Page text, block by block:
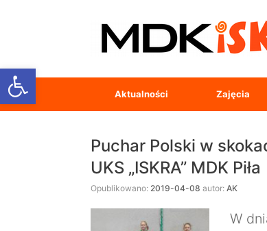
Open toolbar
Aktualności Zajęcia
Puchar Polski w
UKS „ISKRA” MDK Piła
Opublikowano: 2019-04-08 autor: AK
W